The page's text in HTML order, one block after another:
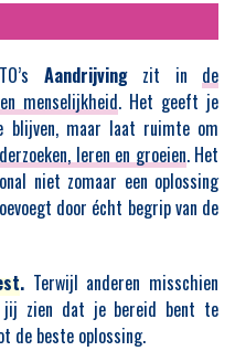
Aandrijvingzit in de
menselijkheid. Het geeft je
blijven, maar laat ruimte om
leren en groeien. Het
niet zomaar een oplossing
door écht begrip van de
.Terwijl anderen misschien
jij zien dat je bereid bent te
de beste oplossing.